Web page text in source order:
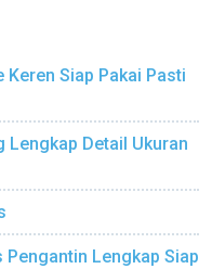
Siap Pakai Pasti
Lengkap Detail Ukuran
Pengantin Lengkap Siap